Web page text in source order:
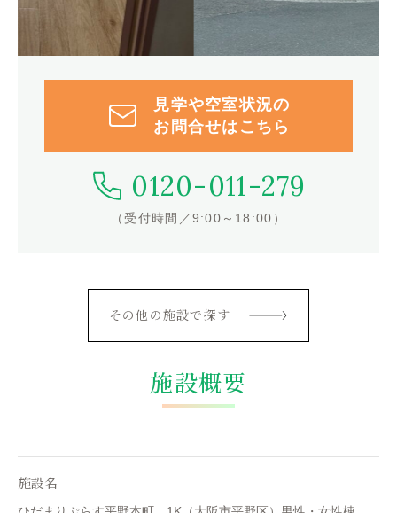
見学や空室状況の
お問合せはこちら
0120-011-279
（受付時間／9:00～18:00）
その他の施設で探す
施設概要
施設名